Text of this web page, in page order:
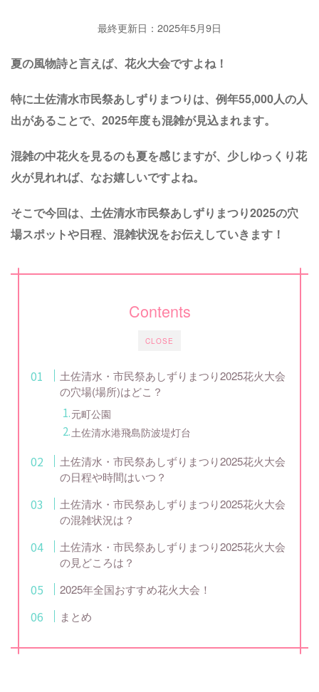
最終更新日：2025年5月9日
夏の風物詩と言えば、花火大会ですよね！
特に土佐清水市民祭あしずりまつりは、例年55,000人の人
出があることで、2025年度も混雑が見込まれます。
混雑の中花火を見るのも夏を感じますが、少しゆっくり花
火が見れれば、なお嬉しいですよね。
そこで今回は、土佐清水市民祭あしずりまつり2025の穴
場スポットや日程、混雑状況をお伝えしていきます！
CLOSE
Contents
土佐清水・市民祭あしずりまつり2025花火大会
の穴場(場所)はどこ？
元町公園
土佐清水港飛島防波堤灯台
土佐清水・市民祭あしずりまつり2025花火大会
の日程や時間はいつ？
土佐清水・市民祭あしずりまつり2025花火大会
の混雑状況は？
土佐清水・市民祭あしずりまつり2025花火大会
の見どころは？
2025年全国おすすめ花火大会！
まとめ